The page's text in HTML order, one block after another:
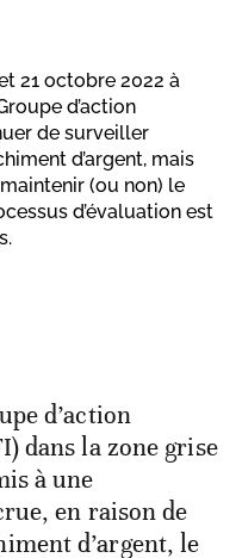
21 octobre 2022 à
d’action
de surveiller
d’argent, mais
(ou non) le
d’évaluation est
d’action
dans la zone grise
à une
en raison de
d’argent, le